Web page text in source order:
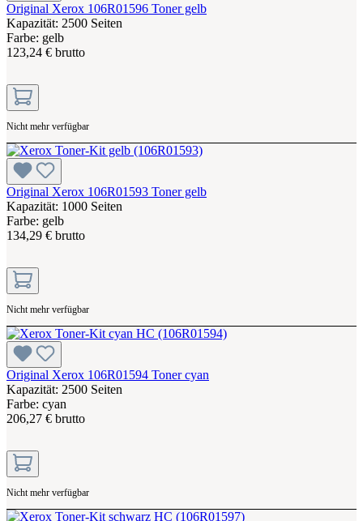
Original Xerox 106R01596 Toner gelb
Kapazität: 2500 Seiten
Farbe: gelb
123,24 € brutto
Nicht mehr verfügbar
Original Xerox 106R01593 Toner gelb
Kapazität: 1000 Seiten
Farbe: gelb
134,29 € brutto
Nicht mehr verfügbar
Original Xerox 106R01594 Toner cyan
Kapazität: 2500 Seiten
Farbe: cyan
206,27 € brutto
Nicht mehr verfügbar